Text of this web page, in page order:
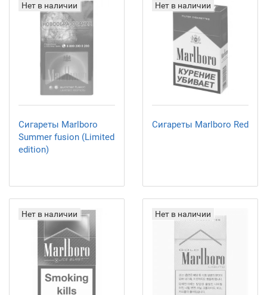
Нет в наличии
Сигареты Marlboro
Summer fusion (Limited
edition)
Нет в наличии
Сигареты Marlboro Red
Нет в наличии Нет в наличии